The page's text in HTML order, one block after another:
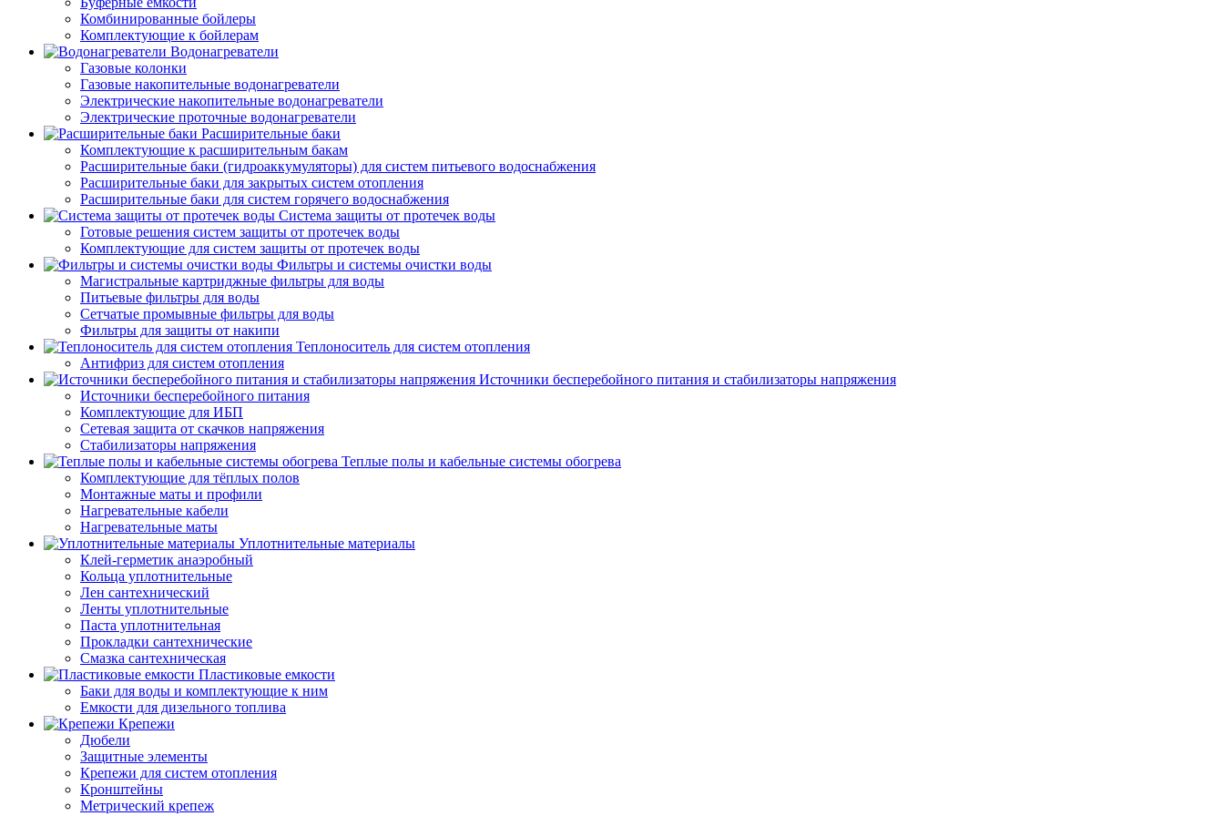
Комбинированные бойлеры
Комплектующие к бойлерам
Водонагреватели
Газовые колонки
Газовые накопительные водонагреватели
Электрические накопительные водонагреватели
Электрические проточные водонагреватели
Расширительные баки
Комплектующие к расширительным бакам
Расширительные баки (гидроаккумуляторы) для систем питьевого водоснабжения
Расширительные баки для закрытых систем отопления
Расширительные баки для систем горячего водоснабжения
Система защиты от протечек воды
Готовые решения систем защиты от протечек воды
Комплектующие для систем защиты от протечек воды
Фильтры и системы очистки воды
Магистральные картриджные фильтры для воды
Питьевые фильтры для воды
Сетчатые промывные фильтры для воды
Фильтры для защиты от накипи
Теплоноситель для систем отопления
Антифриз для систем отопления
Источники бесперебойного питания и стабилизаторы напряжения
Источники бесперебойного питания
Комплектующие для ИБП
Сетевая защита от скачков напряжения
Стабилизаторы напряжения
Теплые полы и кабельные системы обогрева
Комплектующие для тёплых полов
Монтажные маты и профили
Нагревательные кабели
Нагревательные маты
Уплотнительные материалы
Клей-герметик анаэробный
Кольца уплотнительные
Лен сантехнический
Ленты уплотнительные
Паста уплотнительная
Прокладки сантехнические
Смазка сантехническая
Пластиковые емкости
Баки для воды и комплектующие к ним
Емкости для дизельного топлива
Крепежи
Дюбели
Защитные элементы
Крепежи для систем отопления
Кронштейны
Метрический крепеж